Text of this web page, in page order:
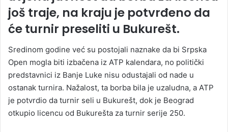
još traje, na kraju je potvrđeno da
će turnir preseliti u Bukurešt.
Sredinom godine već su postojali naznake da bi Srpska
Open mogla biti izbačena iz ATP kalendara, no politički
predstavnici iz Banje Luke nisu odustajali od nade u
ostanak turnira. Nažalost, ta borba bila je uzaludna, a ATP
je potvrdio da turnir seli u Bukurešt, dok je Beograd
otkupio licencu od Bukurešta za turnir serije 250.